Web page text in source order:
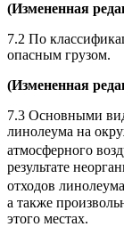
(Измененная
7.2 По
опасным грузом.
(Измененная
7.3 Основными
линолеума на
атмосферного
результате
отходов
а также
этого местах.